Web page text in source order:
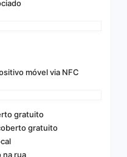
móvel via NFC
gratuito
gratuito
na rua